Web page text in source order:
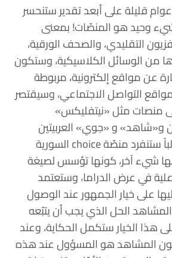
قليلة على أبعد تقدير ستنحسر
وحيد هو المنصّات! بمعنى
التقليدي، والصحف الورقية،
من الوسائل الكلاسيكية، وستكون
عن مواقع إلكترونية، مربوطة
التواصل الاجتماعي، وسيقتصر
منصات مثل «نيتفليكس»
و«شاهد» و «جوي» العربيتين
وأشياء شبيهة… وغالباً ستنفرد منصّة choice السورية
شيء آخر، كونها تؤسس لصيغة
في عرض الدراما، وستعتمد
على خيار الجمهور عند الوصول
الحل الذي يجب أن يتبّعه
هذا الخيار ستكمل الحكاية، وعند
المشاهد هو المسؤول عند هذه